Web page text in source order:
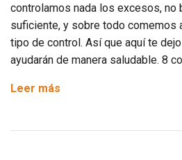
controlamos nada los excesos, no
suficiente, y sobre todo comemos
tipo de control. Así que aquí te
ayudarán de manera saludable. 8
Leer más